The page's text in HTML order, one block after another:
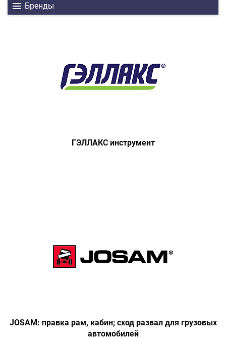
Бренды
ГЭЛЛАКС инструмент
JOSAM: правка рам, кабин; сход развал для грузовых
автомобилей